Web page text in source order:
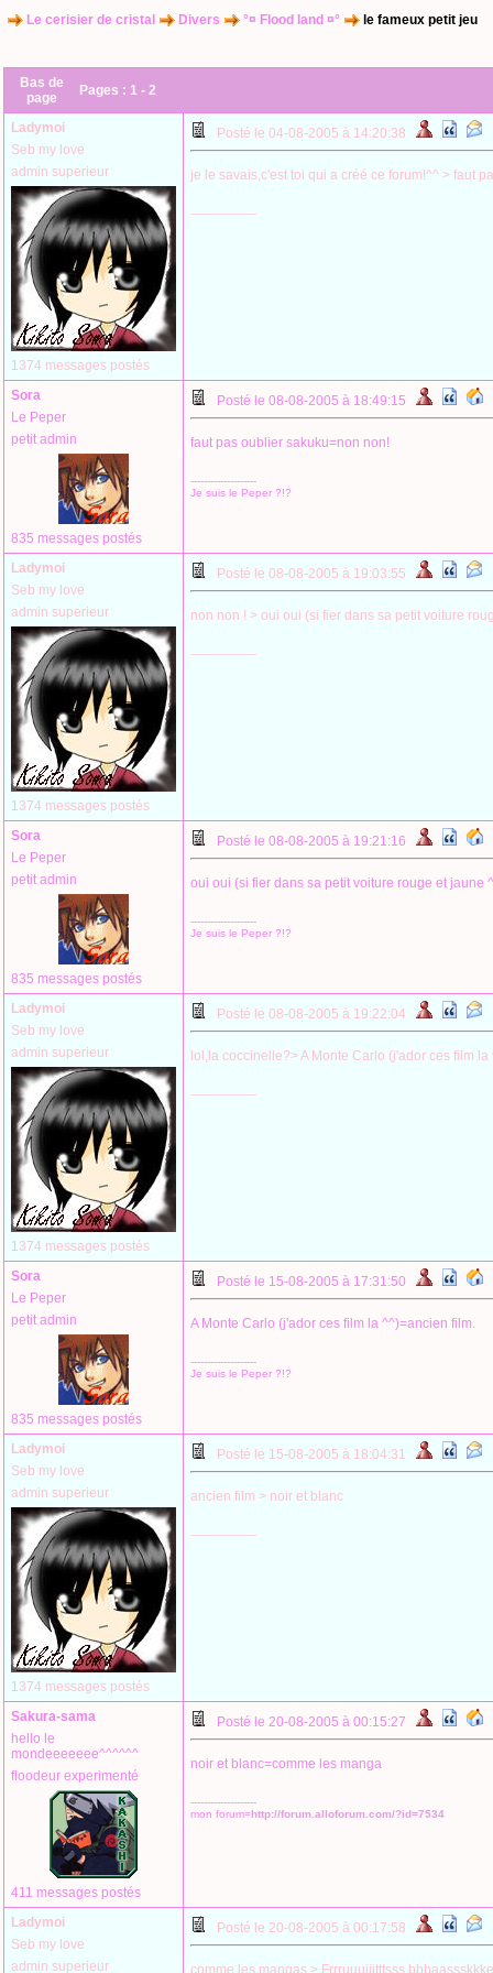
Le cerisier de cristal Divers °¤ Flood land ¤° le fameux petit jeu
Bas de
page
Pages : 1 - 2
Ladymoi
Seb my love
admin superieur
1374 messages postés
Posté le 04-08-2005 à 14:20:38
je le savais,c'est toi qui a créé ce forum!^^ > faut
--------------------
Sora
Le Peper
petit admin
835 messages postés
Posté le 08-08-2005 à 18:49:15
faut pas oublier sakuku=non non!
--------------------
Je suis le Peper ?!?
Ladymoi
Seb my love
admin superieur
1374 messages postés
Posté le 08-08-2005 à 19:03:55
non non ! > oui oui (si fier dans sa petit voiture
--------------------
Sora
Le Peper
petit admin
835 messages postés
Posté le 08-08-2005 à 19:21:16
oui oui (si fier dans sa petit voiture rouge et jaune
--------------------
Je suis le Peper ?!?
Ladymoi
Seb my love
admin superieur
1374 messages postés
Posté le 08-08-2005 à 19:22:04
lol,la coccinelle?> A Monte Carlo (j'ador ces film la
--------------------
Sora
Le Peper
petit admin
835 messages postés
Posté le 15-08-2005 à 17:31:50
A Monte Carlo (j'ador ces film la ^^)=ancien film.
--------------------
Je suis le Peper ?!?
Ladymoi
Seb my love
admin superieur
1374 messages postés
Posté le 15-08-2005 à 18:04:31
ancien film > noir et blanc
--------------------
Sakura-sama
hello le
mondeeeeeee^^^^^^
floodeur experimenté
411 messages postés
Posté le 20-08-2005 à 00:15:27
noir et blanc=comme les manga
--------------------
mon forum=http://forum.alloforum.com/?id=7534
Ladymoi
Seb my love
admin superieur
Posté le 20-08-2005 à 00:17:58
comme les mangas > Frrruuuiiitttsss